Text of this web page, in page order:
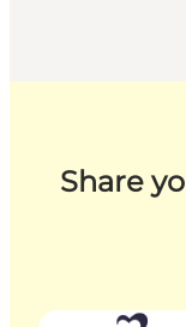
Share